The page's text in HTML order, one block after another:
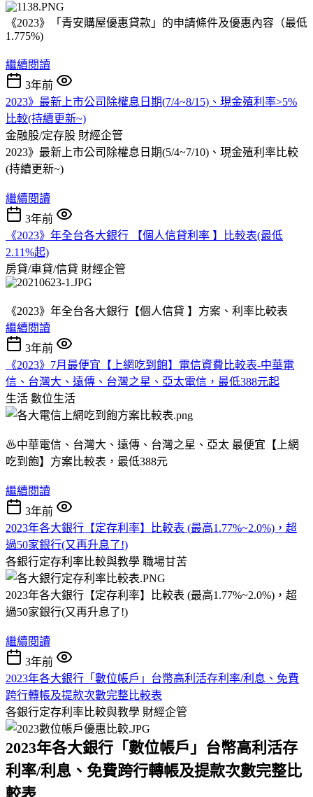
《2023》「青安購屋優惠貸款」的申請條件及優惠內容（最低
1.775%)
繼續閱讀
3年前
2023》最新上市公司除權息日期(7/4~8/15)、現金殖利率>5%
比較(持續更新~)
金融股/定存股 財經企管
2023》最新上市公司除權息日期(5/4~7/10)、現金殖利率比較
(持續更新~)
繼續閱讀
3年前
《2023》年全台各大銀行 【個人信貸利率 】比較表(最低
2.11%起)
房貸/車貸/信貸 財經企管
《2023》年全台各大銀行【個人信貸 】方案、利率比較表
繼續閱讀
3年前
《2023》7月最便宜【上網吃到飽】電信資費比較表-中華電
信、台灣大、遠傳、台灣之星、亞太電信，最低388元起
生活 數位生活
♨中華電信、台灣大、遠傳、台灣之星、亞太 最便宜【上網
吃到飽】方案比較表，最低388元
繼續閱讀
3年前
2023年各大銀行【定存利率】比較表 (最高1.77%~2.0%)，超
過50家銀行(又再升息了!)
各銀行定存利率比較與教學 職場甘苦
2023年各大銀行【定存利率】比較表 (最高1.77%~2.0%)，超
過50家銀行(又再升息了!)
繼續閱讀
3年前
2023年各大銀行「數位帳戶」台幣高利活存利率/利息、免費
跨行轉帳及提款次數完整比較表
各銀行定存利率比較與教學 財經企管
2023年各大銀行「數位帳戶」台幣高利活存
利率/利息、免費跨行轉帳及提款次數完整比